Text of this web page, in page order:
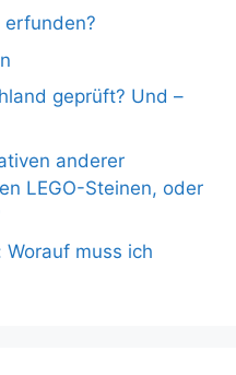
erfunden?
geprüft? Und –
anderer
LEGO-Steinen, oder
muss ich